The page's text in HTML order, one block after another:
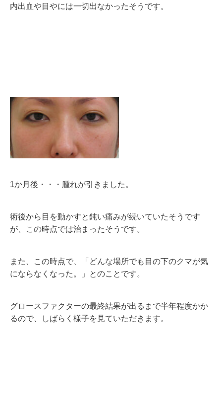
内出血や目やには一切出なかったそうです。
1か月後・・・腫れが引きました。
術後から目を動かすと鈍い痛みが続いていたそうです
が、この時点では治まったそうです。
また、この時点で、「どんな場所でも目の下のクマが気
にならなくなった。」とのことです。
グロースファクターの最終結果が出るまで半年程度かか
るので、しばらく様子を見ていただきます。